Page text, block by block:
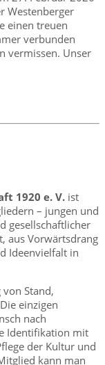
Westenberger
einen treuen
verbunden
vermissen. Unser
1920 e. V. ist
– jungen und
gesellschaftlicher
aus Vorwärtsdrang
Ideenvielfalt in
Stand,
einzigen
nach
Identifikation mit
der Kultur und
kann man